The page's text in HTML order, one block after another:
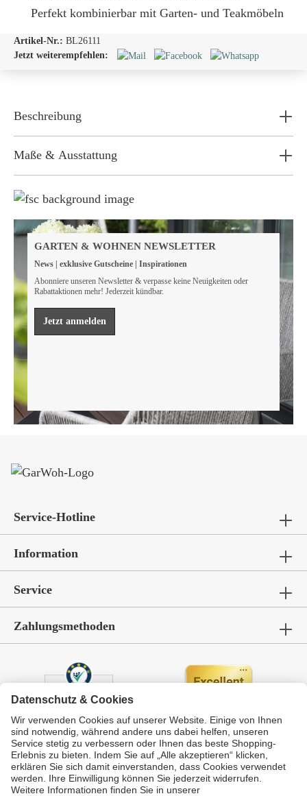
Perfekt kombinierbar mit Garten- und Teakmöbeln
Artikel-Nr.: BL26111
Jetzt weiterempfehlen:
Beschreibung
Maße & Ausstattung
Wir sind FSC® zertifiziert
leisten müssen, um unsere natürlichen Ressourcen zu
bewahren.
Mehr erfahren
GARTEN & WOHNEN NEWSLETTER
News | exklusive Gutscheine | Inspirationen
Abonniere unseren Newsletter & verpasse keine Neuigkeiten oder
Rabattaktionen mehr! Jederzeit kündbar.
Jetzt anmelden
Service-Hotline
Information
Service
Zahlungsmethoden
Durchschnittliche Bewertung von GarWoh – Gartenmöbel & Wohnen